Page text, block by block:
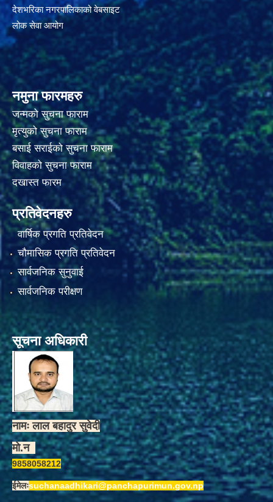
देशभरिका नगरपालिकाको वेबसाइट
लोक सेवा आयोग
नमुना फारमहरु
जन्मको सुचना फाराम
मृत्युको सुचना फाराम
बसाई सराईको सुचना फाराम
विवाहको सुचना फाराम
दखास्त फारम
प्रतिवेदनहरु
वार्षिक प्रगति प्रतिवेदन
चौमासिक प्रगति प्रतिवेदन
सार्वजनिक सुनुवाई
सार्वजनिक परीक्षण
सूचना अधिकारी
नामः लाल बहादुर सुवेदी
मो.न
9858058212
ईमेलःsuchanaadhikari@panchapurimun.gov.np